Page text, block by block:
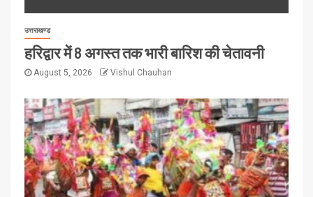
उत्तराखण्ड
हरिद्वार में 8 अगस्त तक भारी बारिश की चेतावनी
August 5, 2026 Vishul Chauhan